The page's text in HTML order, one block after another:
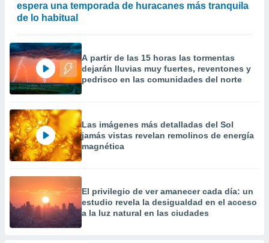
espera una temporada de huracanes más tranquila
de lo habitual
A partir de las 15 horas las tormentas
dejarán lluvias muy fuertes, reventones y
pedrisco en las comunidades del norte
Las imágenes más detalladas del Sol
jamás vistas revelan remolinos de energía
magnética
El privilegio de ver amanecer cada día: un
estudio revela la desigualdad en el acceso
a la luz natural en las ciudades